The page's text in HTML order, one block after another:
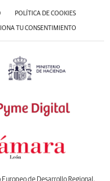
POLÍTICA DE COOKIES
TU CONSENTIMIENTO